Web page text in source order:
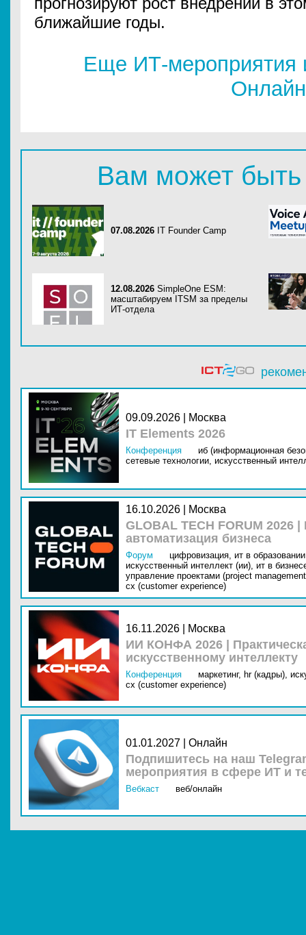
ближайшие годы.
Еще ИТ-мероприятия
Онлайн
Вам может быть
07.08.2026 IT Founder Camp
12.08.2026 SimpleOne ESM:
масштабируем ITSM за пределы
ИТ-отдела
09.09.2026 | Москва
IT Elements 2026
Конференция
иб (информационная
сетевые технологии, искусственный
16.10.2026 | Москва
GLOBAL TECH FORUM
автоматизация бизнеса
Форум цифровизация, ит в
искусственный интеллект (ии), ит в
управление проектами (project
cx (customer experience)
16.11.2026 | Москва
ИИ КОНФА 2026 |
искусственному интеллекту
Конференция маркетинг, hr (кадры),
cx (customer experience)
01.01.2027 | Онлайн
Подпишитесь на наш
мероприятия в сфере ИТ и
Вебкаст веб/онлайн